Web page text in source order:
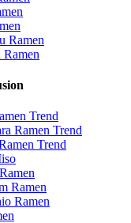
Ramen
Trend
Ramen Trend
Trend
Ramen
Ramen